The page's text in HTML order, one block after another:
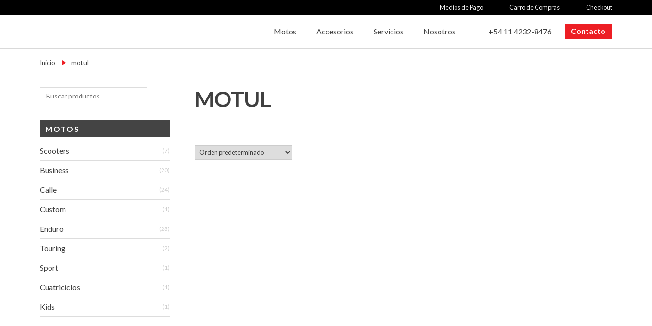
to
Medios de Pago Carro de Compras Checkout
Motoshop Ezeiza
Motos y Accesorios
+54 11 4232-8476 Contacto
Motos Accesorios Servicios Nosotros
Inicio → motul
MOTUL
Buscar
por:
MOTOS
Scooters (7)
Business (20)
Calle (24)
Custom (1)
Enduro (23)
Touring (2)
Sport (1)
Cuatriciclos (1)
Kids (1)